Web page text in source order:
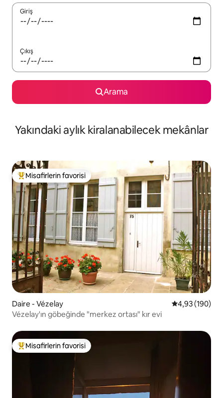
Giriş
Çıkış
Arama
Yakındaki aylık kiralanabilecek mekânlar
Misafirlerin favorilerinden en beğenilenler arasında
Misafirlerin favorisi
Daire - Vézelay 5 üzerinden
4,93 (190)
Vézelay'ın göbeğinde "merkez ortası" kır evi
Misafirlerin favorilerinden en beğenilenler arasında
Misafirlerin favorisi